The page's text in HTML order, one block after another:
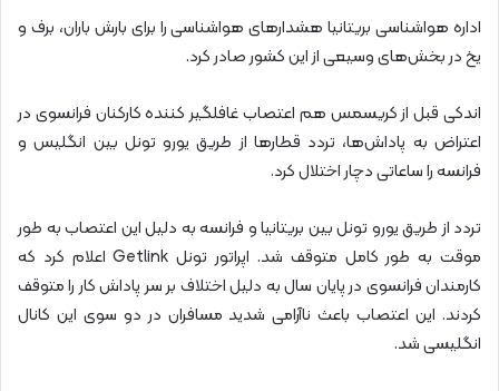
اداره هواشناسی بریتانیا هشدارهای هواشناسی را برای بارش باران، برف و
یخ در بخش‌های وسیعی از این کشور صادر کرد.
اندکی قبل از کریسمس هم اعتصاب غافلگیر کننده کارکنان فرانسوی در
اعتراض به پاداش‌ها، تردد قطارها از طریق یورو تونل بین انگلیس و
فرانسه را ساعاتی دچار اختلال کرد.
تردد از طریق یورو تونل بین بریتانیا و فرانسه به دلیل این اعتصاب به طور
موقت به طور کامل متوقف شد. اپراتور تونل Getlink اعلام کرد که
کارمندان فرانسوی در پایان سال به دلیل اختلاف بر سر پاداش کار را متوقف
کردند. این اعتصاب باعث ناآرامی شدید مسافران در دو سوی این کانال
انگلیسی شد.